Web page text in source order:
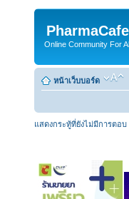
Online Community For
หน้าเว็บบอร์ด
แสดงกระทู้ที่ยังไม่มีการตอบ